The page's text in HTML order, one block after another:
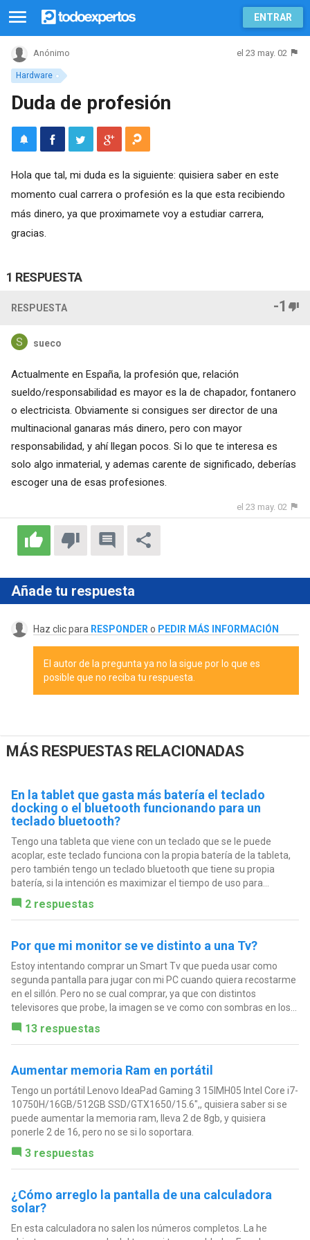
ENTRAR
Hardware
Anónimo el 23 may. 02
Duda de profesión
Hola que tal, mi duda es la siguiente: quisiera saber en este
momento cual carrera o profesión es la que esta recibiendo
más dinero, ya que proximamete voy a estudiar carrera,
gracias.
1 RESPUESTA
RESPUESTA -1
sueco
Actualmente en España, la profesión que, relación
sueldo/responsabilidad es mayor es la de chapador, fontanero
o electricista. Obviamente si consigues ser director de una
multinacional ganaras más dinero, pero con mayor
responsabilidad, y ahí llegan pocos. Si lo que te interesa es
solo algo inmaterial, y ademas carente de significado, deberías
escoger una de esas profesiones.
el 23 may. 02
Añade tu respuesta
Haz clic para RESPONDER o PEDIR MÁS INFORMACIÓN
El autor de la pregunta ya no la sigue por lo que es
posible que no reciba tu respuesta.
MÁS RESPUESTAS RELACIONADAS
En la tablet que gasta más batería el teclado
docking o el bluetooth funcionando para un
teclado bluetooth?
Tengo una tableta que viene con un teclado que se le puede
acoplar, este teclado funciona con la propia batería de la tableta,
pero también tengo un teclado bluetooth que tiene su propia
batería, si la intención es maximizar el tiempo de uso para...
2 respuestas
Por que mi monitor se ve distinto a una Tv?
Estoy intentando comprar un Smart Tv que pueda usar como
segunda pantalla para jugar con mi PC cuando quiera recostarme
en el sillón. Pero no se cual comprar, ya que con distintos
televisores que probe, la imagen se ve como con sombras en los...
13 respuestas
Aumentar memoria Ram en portátil
Tengo un portátil Lenovo IdeaPad Gaming 3 15IMH05 Intel Core i7-
10750H/16GB/512GB SSD/GTX1650/15.6",, quisiera saber si se
puede aumentar la memoria ram, lleva 2 de 8gb, y quisiera
ponerle 2 de 16, pero no se si lo soportara.
3 respuestas
¿Cómo arreglo la pantalla de una calculadora
solar?
En esta calculadora no salen los números completos. La he